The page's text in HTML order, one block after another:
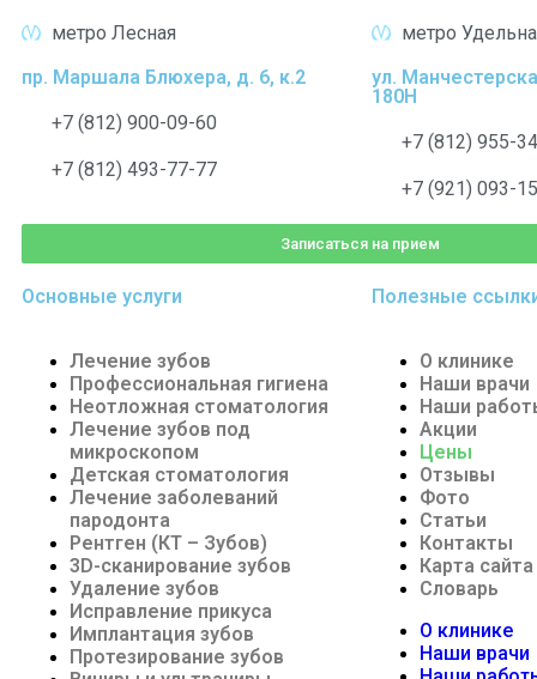
метро Лесная
пр. Маршала Блюхера, д. 6, к.2
+7 (812) 900-09-60
+7 (812) 493-77-77
метро
ул.
180Н
+7 (812) 955-
+7 (921) 093-
Записаться на прием
Основные услуги
Лечение зубов
Профессиональная гигиена
Неотложная стоматология
Лечение зубов под
микроскопом
Детская стоматология
Лечение заболеваний
пародонта
Рентген (КТ – Зубов)
3D-cканирование зубов
Удаление зубов
Исправление прикуса
Имплантация зубов
Протезирование зубов
Полезные
О клинике
Наши врачи
Наши
Акции
Цены
Отзывы
Фото
Статьи
Контакты
Карта сайта
Cловарь
О клинике
Наши врачи